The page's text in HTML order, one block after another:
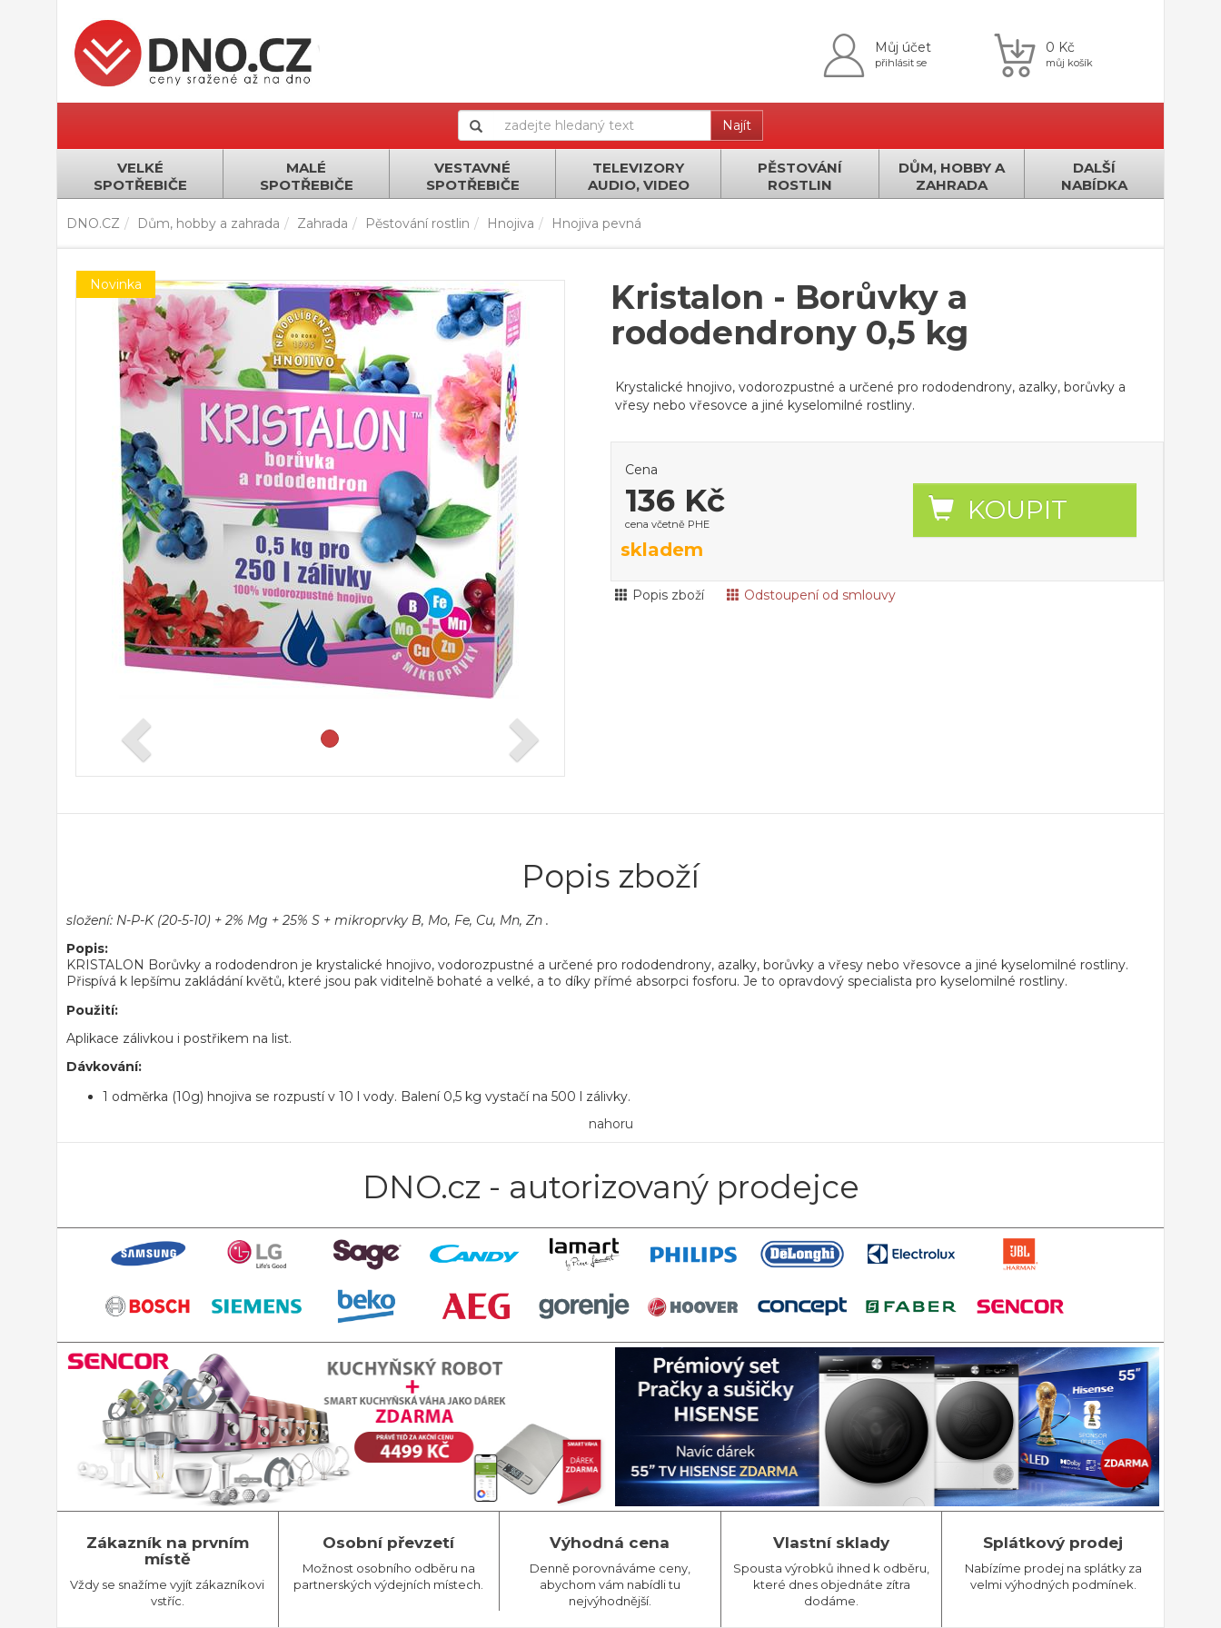
Můj účet
přihlásit se
0 Kč
můj košík
Najít
VELKÉ
SPOTŘEBIČE
MALÉ
SPOTŘEBIČE
VESTAVNÉ
SPOTŘEBIČE
TELEVIZORY
AUDIO, VIDEO
PĚSTOVÁNÍ
ROSTLIN
DŮM, HOBBY A
ZAHRADA
DALŠÍ
NABÍDKA
DNO.CZ Dům, hobby a zahrada Zahrada Pěstování rostlin Hnojiva Hnojiva pevná
Novinka
Kristalon - Borůvky a
rododendrony 0,5 kg
Krystalické hnojivo, vodorozpustné a určené pro rododendrony, azalky, borůvky a
vřesy nebo vřesovce a jiné kyselomilné rostliny.
Cena
136 Kč
cena včetně PHE KOUPIT
skladem
Popis zboží Odstoupení od smlouvy
Popis zboží
složení: N-P-K (20-5-10) + 2% Mg + 25% S + mikroprvky B, Mo, Fe, Cu, Mn, Zn .
Popis:
KRISTALON Borůvky a rododendron je krystalické hnojivo, vodorozpustné a určené pro rododendrony, azalky, borůvky a vřesy nebo vřesovce a jiné kyselomilné rostliny.
Přispívá k lepšímu zakládání květů, které jsou pak viditelně bohaté a velké, a to díky přímé absorpci fosforu. Je to opravdový specialista pro kyselomilné rostliny.
Použití:
Aplikace zálivkou i postřikem na list.
Dávkování:
1 odměrka (10g) hnojiva se rozpustí v 10 l vody. Balení 0,5 kg vystačí na 500 l zálivky.
nahoru
DNO.cz - autorizovaný prodejce
Zákazník na prvním
místě
Vždy se snažíme vyjít zákazníkovi
vstříc.
Osobní převzetí
Možnost osobního odběru na
partnerských výdejních místech.
Výhodná cena
Denně porovnáváme ceny,
abychom vám nabídli tu
nejvýhodnější.
Vlastní sklady
Spousta výrobků ihned k odběru,
které dnes objednáte zítra
dodáme.
Splátkový prodej
Nabízíme prodej na splátky za
velmi výhodných podmínek.